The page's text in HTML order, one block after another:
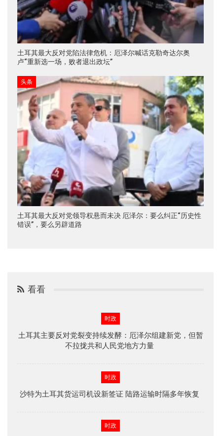
土耳其最大反对党陷法律危机：厄泽尔喊话克勒奇达尔奥
卢“重新选一场，败者退出政坛”
头条
土耳其最大反对党领导权悬而未决 厄泽尔：要么纠正“历史性
错误”，要么另辟道路
看看
时政
土耳其主要反对党裂变持续发酵：厄泽尔组建新党，但暂
不拉拢共和人民党地方力量
时政
沙特为土耳其货运司机设新签证 陆路运输时隔多年恢复
时政